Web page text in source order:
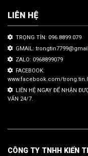
LIÊN HỆ
TRỌNG TÍN: 096.8899.079
GMAIL:
ZALO: 0968899079
FACEBOOK:
www.facebook.com/
LIÊN HỆ NGAY ĐỂ NHẬN
VẤN 24/7.
CÔNG TY TNHH KIẾN